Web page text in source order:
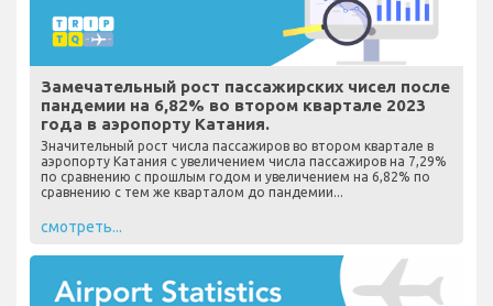
Замечательный рост пассажирских чисел после
пандемии на 6,82% во втором квартале 2023
года в аэропорту Катания.
Значительный рост числа пассажиров во втором квартале в
аэропорту Катания с увеличением числа пассажиров на 7,29%
по сравнению с прошлым годом и увеличением на 6,82% по
сравнению с тем же кварталом до пандемии...
смотреть...